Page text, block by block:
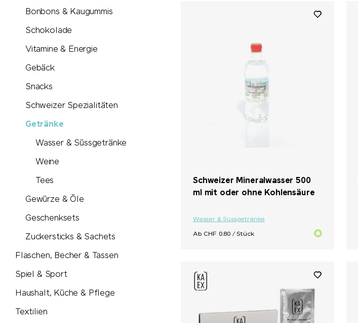
Bonbons & Kaugummis
Schokolade
Vitamine & Energie
Gebäck
Snacks
Schweizer Spezialitäten
Getränke
Wasser & Süssgetränke
Weine
Tees
Gewürze & Öle
Geschenksets
Zuckersticks & Sachets
Flaschen, Becher & Tassen
Spiel & Sport
Haushalt, Küche & Pflege
Textilien
Schweizer Mineralwasser 500
ml mit oder ohne Kohlensäure
Wasser & Süssgetränke
Ab CHF 0.80 / Stück